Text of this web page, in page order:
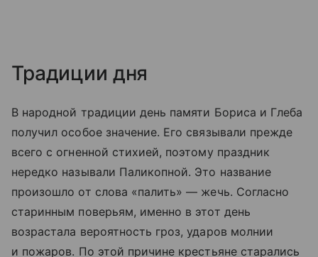
Традиции дня
В народной традиции день памяти Бориса и Глеба
получил особое значение. Его связывали прежде
всего с огненной стихией, поэтому праздник
нередко называли Паликопной. Это название
произошло от слова «палить» — жечь. Согласно
старинным поверьям, именно в этот день
возрастала вероятность гроз, ударов молнии
и пожаров. По этой причине крестьяне старались